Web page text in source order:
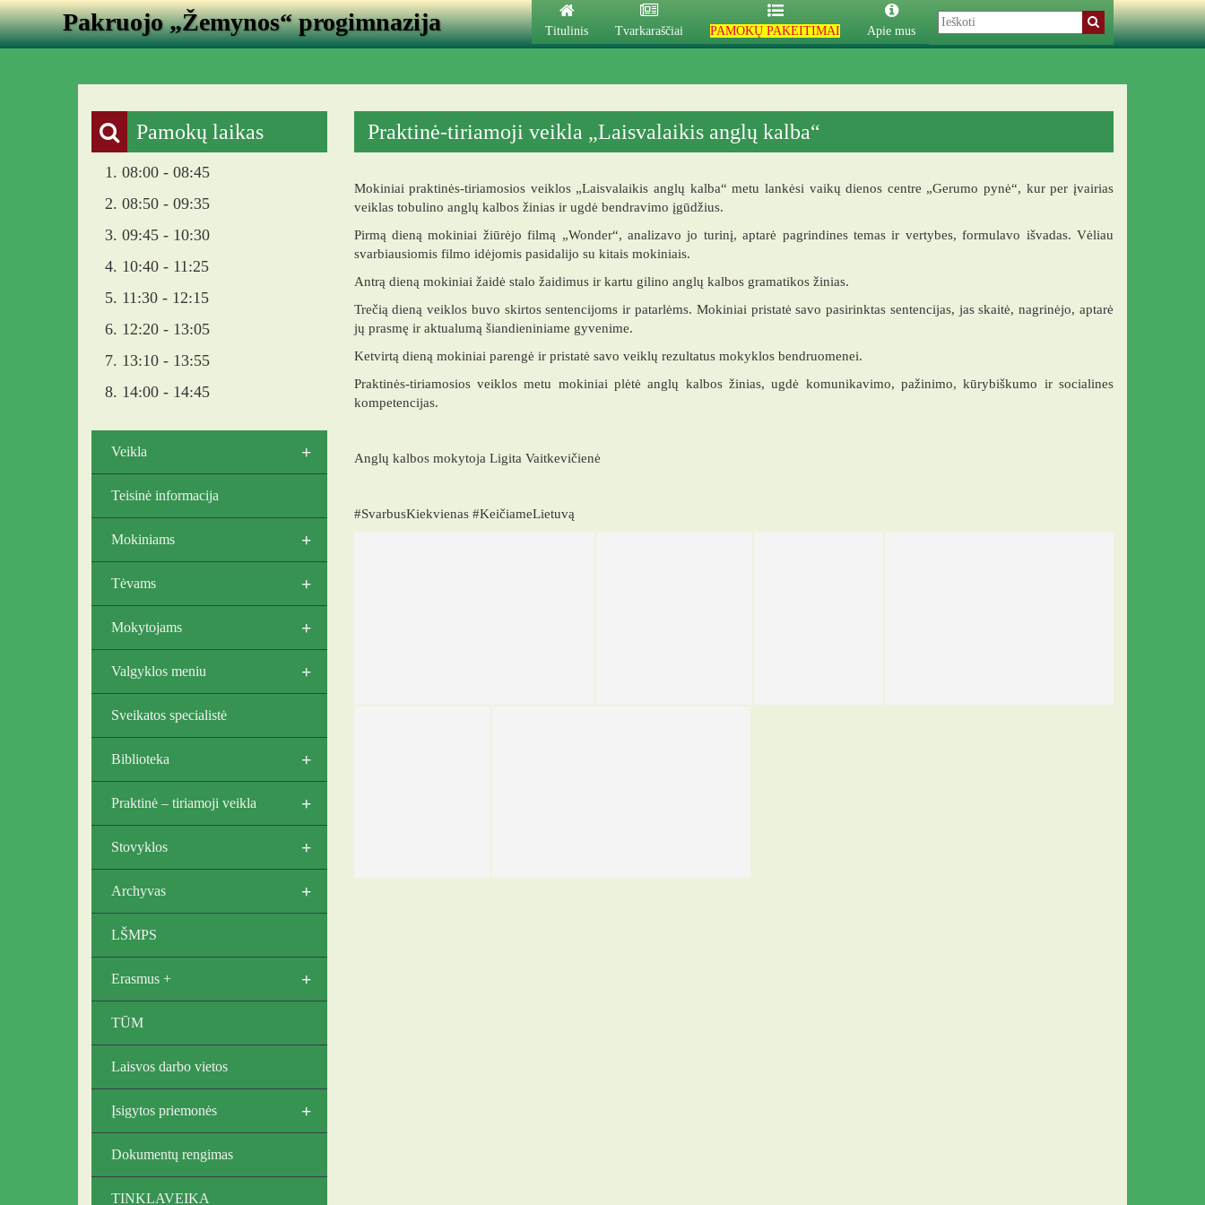
Titulinis Tvarkaraščiai PAMOKŲ PAKEITIMAI Apie mus
Pakruojo „Žemynos“ progimnazija
Pamokų laikas
1. 08:00 - 08:45
2. 08:50 - 09:35
3. 09:45 - 10:30
4. 10:40 - 11:25
5. 11:30 - 12:15
6. 12:20 - 13:05
7. 13:10 - 13:55
8. 14:00 - 14:45
+
Veikla
Teisinė informacija
+
Mokiniams
+
Tėvams
+
Mokytojams
+
Valgyklos meniu
Sveikatos specialistė
+
Biblioteka
+
Praktinė – tiriamoji veikla
+
Stovyklos
+
Archyvas
LŠMPS
+
Erasmus +
TŪM
Laisvos darbo vietos
+
Įsigytos priemonės
Dokumentų rengimas
TINKLAVEIKA
Praktinė-tiriamoji veikla „Laisvalaikis anglų kalba“
Mokiniai praktinės-tiriamosios veiklos „Laisvalaikis anglų kalba“ metu lankėsi vaikų dienos centre „Gerumo pynė“, kur per įvairias
veiklas tobulino anglų kalbos žinias ir ugdė bendravimo įgūdžius.
Pirmą dieną mokiniai žiūrėjo filmą „Wonder“, analizavo jo turinį, aptarė pagrindines temas ir vertybes, formulavo išvadas. Vėliau
svarbiausiomis filmo idėjomis pasidalijo su kitais mokiniais.
Antrą dieną mokiniai žaidė stalo žaidimus ir kartu gilino anglų kalbos gramatikos žinias.
Trečią dieną veiklos buvo skirtos sentencijoms ir patarlėms. Mokiniai pristatė savo pasirinktas sentencijas, jas skaitė, nagrinėjo, aptarė
jų prasmę ir aktualumą šiandieniniame gyvenime.
Ketvirtą dieną mokiniai parengė ir pristatė savo veiklų rezultatus mokyklos bendruomenei.
Praktinės-tiriamosios veiklos metu mokiniai plėtė anglų kalbos žinias, ugdė komunikavimo, pažinimo, kūrybiškumo ir socialines
kompetencijas.
Anglų kalbos mokytoja Ligita Vaitkevičienė
#SvarbusKiekvienas #KeičiameLietuvą